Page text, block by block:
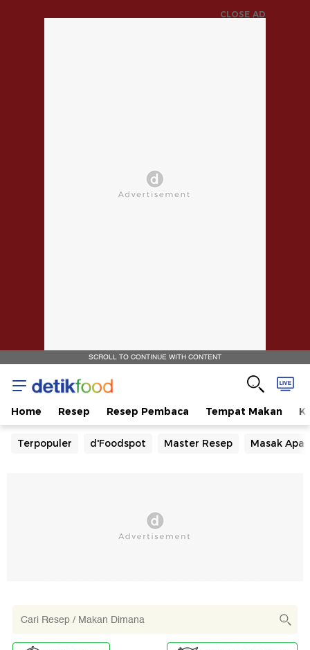
CLOSE AD
SCROLL TO CONTINUE WITH CONTENT
Home Resep Resep Pembaca Tempat Makan
Terpopuler d'Foodspot Master Resep Masak Apa